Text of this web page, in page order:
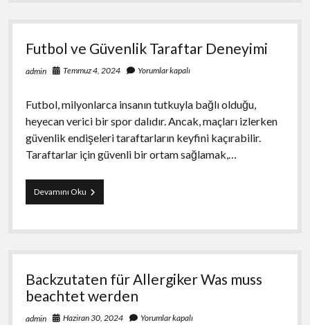
Futbol ve Güvenlik Taraftar Deneyimi
admin Temmuz 4, 2024 Yorumlar kapalı
Futbol, milyonlarca insanın tutkuyla bağlı olduğu,
heyecan verici bir spor dalıdır. Ancak, maçları izlerken
güvenlik endişeleri taraftarların keyfini kaçırabilir.
Taraftarlar için güvenli bir ortam sağlamak,…
Devamını OkuFutbol
ve
Taraftar
Backzutaten für Allergiker Was muss
beachtet werden
admin Haziran 30, 2024 Yorumlar kapalı